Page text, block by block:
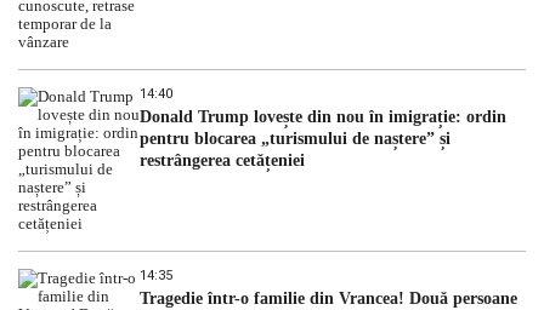
14:40
Donald Trump lovește din nou în imigrație: ordin
pentru blocarea „turismului de naștere” și
restrângerea cetățeniei
14:35
Tragedie într-o familie din Vrancea! Două persoane